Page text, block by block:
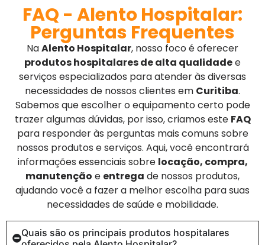
FAQ - Alento Hospitalar:
Perguntas Frequentes
NaAlento Hospitalar, nosso foco é oferecer
produtos hospitalares de alta qualidadee
serviços especializados para atender às diversas
necessidades de nossos clientes em Curitiba.
Sabemos que escolher o equipamento certo pode
trazer algumas dúvidas, por isso, criamos este FAQ
para responder às perguntas mais comuns sobre
nossos produtos e serviços. Aqui, você encontrará
informações essenciais sobre locação, compra,
manutenção e entrega de nossos produtos,
ajudando você a fazer a melhor escolha para suas
necessidades de saúde e mobilidade.
Quais são os principais produtos hospitalares